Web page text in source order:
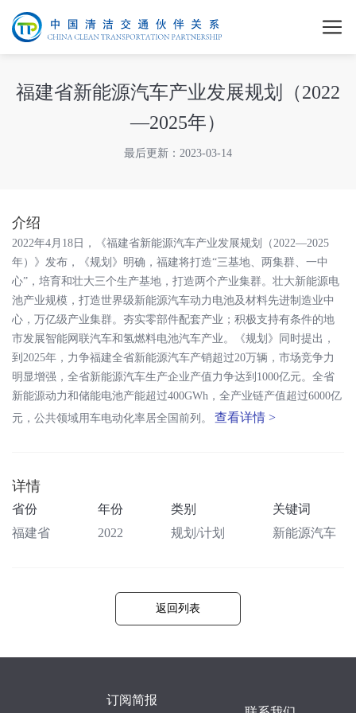
福建省新能源汽车产业发展规划（2022
—2025年）
最后更新：2023-03-14
介绍
2022年4月18日，《福建省新能源汽车产业发展规划（2022—2025
年）》发布，《规划》明确，福建将打造“三基地、两集群、一中
心”，培育和壮大三个生产基地，打造两个产业集群。壮大新能源电
池产业规模，打造世界级新能源汽车动力电池及材料先进制造业中
心，万亿级产业集群。夯实零部件配套产业；积极支持有条件的地
市发展智能网联汽车和氢燃料电池汽车产业。《规划》同时提出，
到2025年，力争福建全省新能源汽车产销超过20万辆，市场竞争力
明显增强，全省新能源汽车生产企业产值力争达到1000亿元。全省
新能源动力和储能电池产能超过400GWh，全产业链产值超过6000亿
元，公共领域用车电动化率居全国前列。
查看详情 >
详情
省份
福建省
年份
2022
类别
规划/计划
关键词
新能源汽车
返回列表
订阅简报